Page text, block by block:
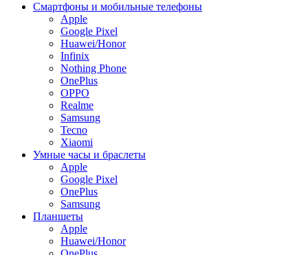
Смартфоны и мобильные телефоны
Apple
Google Pixel
Huawei/Honor
Infinix
Nothing Phone
OnePlus
OPPO
Realme
Samsung
Tecno
Xiaomi
Умные часы и браслеты
Apple
Google Pixel
OnePlus
Samsung
Планшеты
Apple
Huawei/Honor